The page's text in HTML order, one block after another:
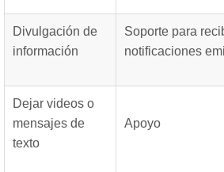
Divulgación de
información
Soporte para
notificaciones
Dejar videos o
mensajes de
texto
Apoyo